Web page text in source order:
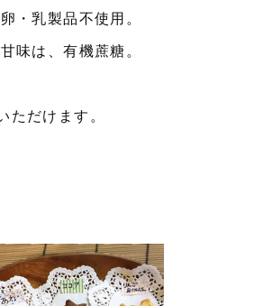
卵・乳製品不使用。
甘味は、有機蔗糖。
ただけます。